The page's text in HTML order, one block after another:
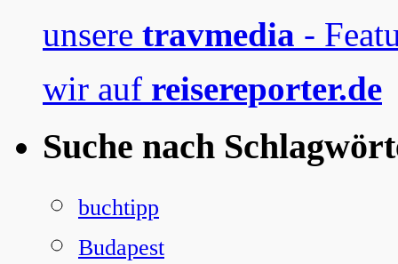
unsere travmedia -
wir auf reisereporter.de
Suche nach
buchtipp
Budapest